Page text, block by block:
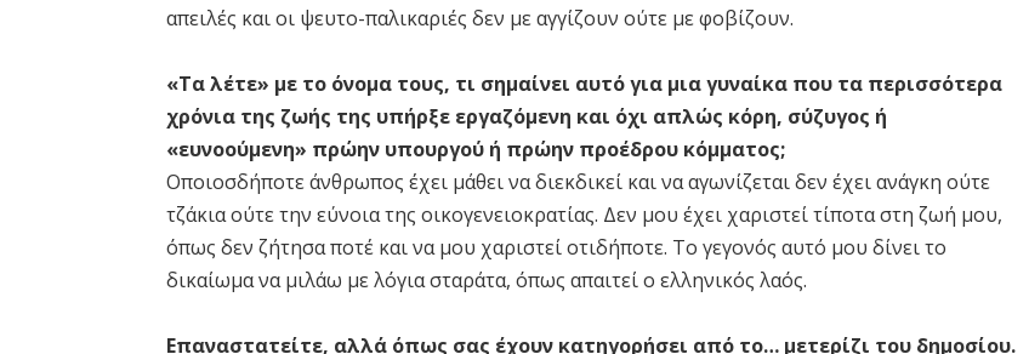
απειλές και οι ψευτο-παλικαριές δεν με αγγίζουν ούτε με φοβίζουν.
«Τα λέτε» με το όνομα τους, τι σημαίνει αυτό για μια γυναίκα που τα περισσότερα
χρόνια της ζωής της υπήρξε εργαζόμενη και όχι απλώς κόρη, σύζυγος ή
«ευνοούμενη» πρώην υπουργού ή πρώην προέδρου κόμματος;
Οποιοσδήποτε άνθρωπος έχει μάθει να διεκδικεί και να αγωνίζεται δεν έχει ανάγκη ούτε
τζάκια ούτε την εύνοια της οικογενειοκρατίας. Δεν μου έχει χαριστεί τίποτα στη ζωή μου,
όπως δεν ζήτησα ποτέ και να μου χαριστεί οτιδήποτε. Το γεγονός αυτό μου δίνει το
δικαίωμα να μιλάω με λόγια σταράτα, όπως απαιτεί ο ελληνικός λαός.
Επαναστατείτε, αλλά όπως σας έχουν κατηγορήσει από το… μετερίζι του δημοσίου.